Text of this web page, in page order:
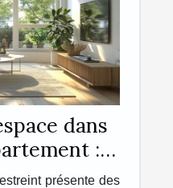
dans
:
présente des